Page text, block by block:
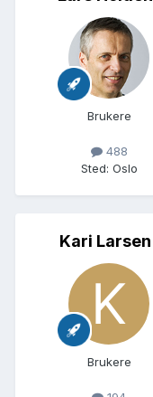
Brukere
488
Sted: Oslo
Kari Larsen
Brukere